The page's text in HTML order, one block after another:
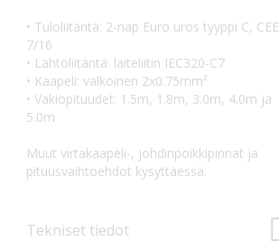
• Tuloliitäntä: 2-nap Euro uros tyyppi C, CEE
7/16
• Lähtöliitäntä: laiteliitin IEC320-C7
• Kaapeli: valkoinen 2x0.75mm²
• Vakiopituudet: 1.5m, 1.8m, 3.0m, 4.0m ja
5.0m
Muut virtakaapeli-, johdinpoikkipinnat ja
pituusvaihtoehdot kysyttäessä.
Tekniset tiedot